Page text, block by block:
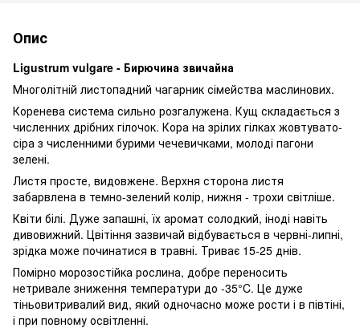
Опис
Ligustrum vulgare - Бирючина звичайна
Многолітній листопадний чагарник сімейства маслинових.
Коренева система сильно розгалужена. Кущ складається з
численних дрібних гілочок. Кора на зрілих гілках жовтувато-
сіра з численними бурими чечевичками, молоді пагони
зелені.
Листя просте, видовжене. Верхня сторона листя
забарвлена ​​в темно-зелений колір, нижня - трохи світліше.
Квіти білі. Дуже запашні, їх аромат солодкий, іноді навіть
дивовижний. Цвітіння зазвичай відбувається в червні-липні,
зрідка може починатися в травні. Триває 15-25 днів.
Помірно морозостійка рослина, добре переносить
нетривале зниження температури до -35°C. Це дуже
тіньовитривалий вид, який одночасно може рости і в півтіні,
і при повному освітленні.